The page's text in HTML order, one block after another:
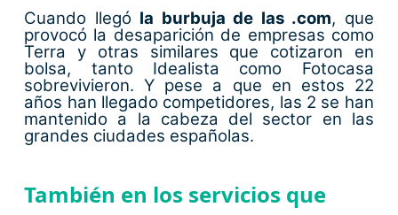
Cuando llegó la burbuja de las .com, que
provocó la desaparición de empresas como
Terra y otras similares que cotizaron en
bolsa, tanto Idealista como Fotocasa
sobrevivieron. Y pese a que en estos 22
años han llegado competidores, las 2 se han
mantenido a la cabeza del sector en las
grandes ciudades españolas.
También en los servicios que